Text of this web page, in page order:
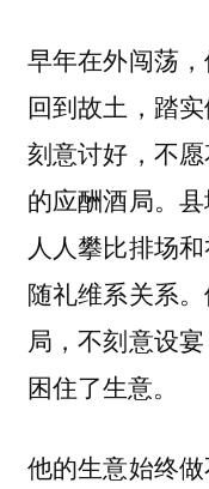
早年在外闯荡
回到故土，踏
刻意讨好，不
的应酬酒局。
人人攀比排场
随礼维系关系
局，不刻意设
困住了生意。
他的生意始终